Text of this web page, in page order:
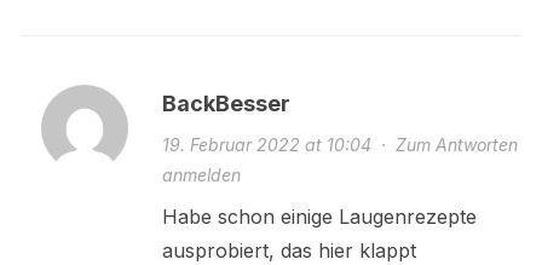
BackBesser
19. Februar 2022 at 10:04 · Zum Antworten
anmelden
Habe schon einige Laugenrezepte
ausprobiert, das hier klappt